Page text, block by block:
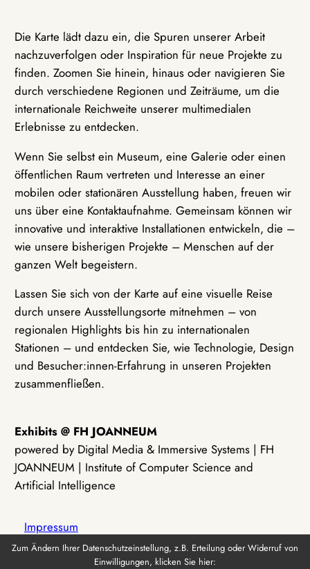
Die Karte lädt dazu ein, die Spuren unserer Arbeit
nachzuverfolgen oder Inspiration für neue Projekte zu
finden. Zoomen Sie hinein, hinaus oder navigieren Sie
durch verschiedene Regionen und Zeiträume, um die
internationale Reichweite unserer multimedialen
Erlebnisse zu entdecken.
Wenn Sie selbst ein Museum, eine Galerie oder einen
öffentlichen Raum vertreten und Interesse an einer
mobilen oder stationären Ausstellung haben, freuen wir
uns über eine Kontaktaufnahme. Gemeinsam können wir
innovative und interaktive Installationen entwickeln, die –
wie unsere bisherigen Projekte – Menschen auf der
ganzen Welt begeistern.
Lassen Sie sich von der Karte auf eine visuelle Reise
durch unsere Ausstellungsorte mitnehmen – von
regionalen Highlights bis hin zu internationalen
Stationen – und entdecken Sie, wie Technologie, Design
und Besucher:innen-Erfahrung in unseren Projekten
zusammenfließen.
Exhibits @ FH JOANNEUM
powered by Digital Media & Immersive Systems | FH
JOANNEUM | Institute of Computer Science and
Artificial Intelligence
Impressum
Zum Ändern Ihrer Datenschutzeinstellung, z.B. Erteilung oder Widerruf von
Einwilligungen, klicken Sie hier: